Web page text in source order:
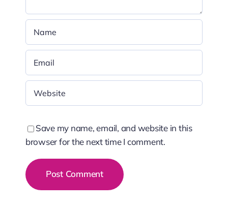
Save my name, email, and website in this
browser for the next time I comment.